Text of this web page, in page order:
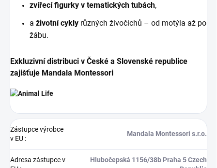
zvířecí figurky v tematických tubách,
a životní cykly různých živočichů – od motýla až po
žábu.
Exkluzivní distribuci v České a Slovenské republice
zajišťuje Mandala Montessori
Zástupce výrobce
v EU :
Mandala Montessori s.r.o.
Adresa zástupce v
Hlubočepská 1156/38b Praha 5 Czech